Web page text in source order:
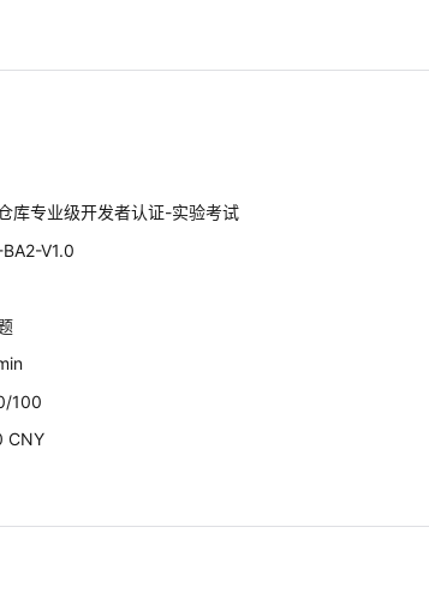
库专业级开发者认证-实验考试
V1.0
100
CNY